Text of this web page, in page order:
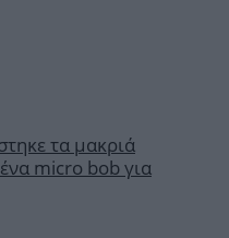
τα μακριά
micro bob για